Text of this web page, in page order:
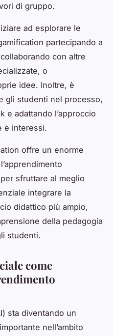
di gruppo.
ad esplorare le
partecipando a
con altre
o
idee. Inoltre, è
gli studenti nel processo,
e adattando l’approccio
e interessi.
offre un enorme
sfruttare al meglio
integrare la
didattico più ampio,
della pedagogia
studenti.
come
sta diventando un
nell’ambito